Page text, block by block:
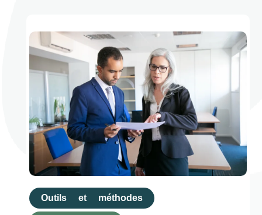
Outils et méthodes